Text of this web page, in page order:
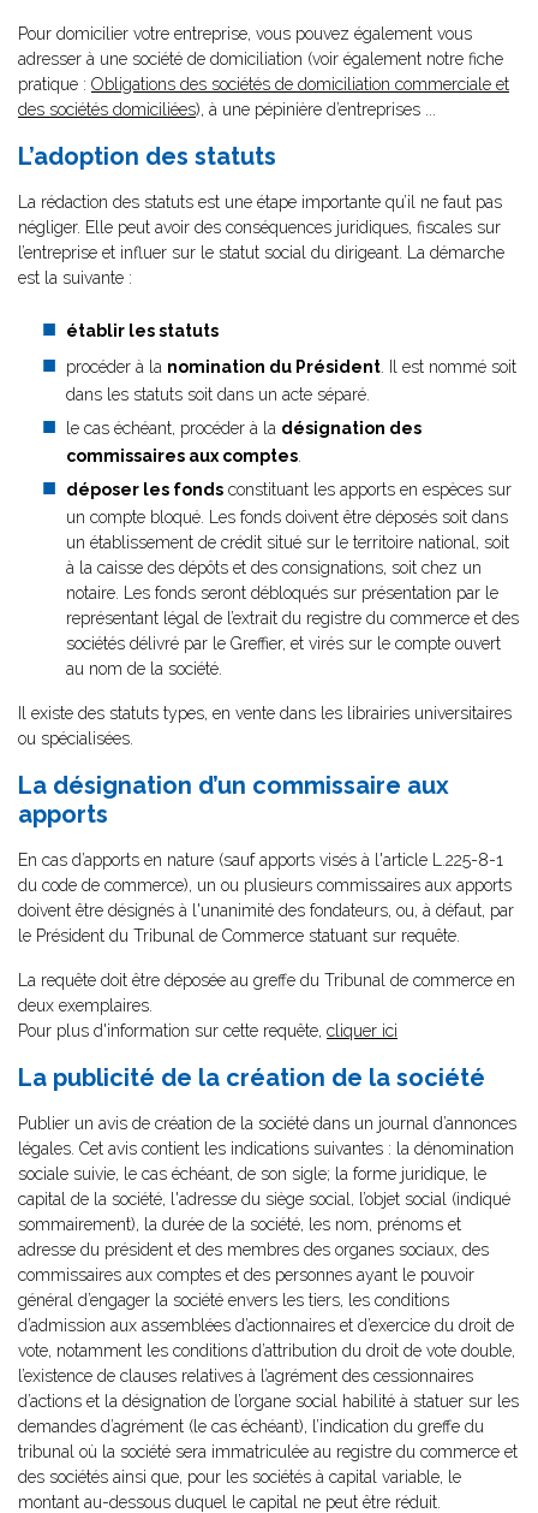
Pour domicilier votre entreprise, vous pouvez également vous
adresser à une société de domiciliation (voir également notre fiche
pratique : Obligations des sociétés de domiciliation commerciale et
des sociétés domiciliées), à une pépinière d’entreprises ...
L’adoption des statuts
La rédaction des statuts est une étape importante qu’il ne faut pas
négliger. Elle peut avoir des conséquences juridiques, fiscales sur
l’entreprise et influer sur le statut social du dirigeant. La démarche
est la suivante :
établir les statuts
procéder à la nomination du Président . Il est nommé soit
dans les statuts soit dans un acte séparé.
le cas échéant, procéder à la désignation des
commissaires aux comptes
déposer les fonds constituant les apports en espèces sur
un compte bloqué. Les fonds doivent être déposés soit dans
un établissement de crédit situé sur le territoire national, soit
à la caisse des dépôts et des consignations, soit chez un
notaire. Les fonds seront débloqués sur présentation par le
représentant légal de l’extrait du registre du commerce et des
sociétés délivré par le Greffier, et virés sur le compte ouvert
au nom de la société.
Il existe des statuts types, en vente dans les librairies universitaires
ou spécialisées
La désignation d’un commissaire aux
apports
En cas d’apports en nature (sauf apports visés à l'article L.225-8-1
du code de commerce), un ou plusieurs commissaires aux apports
doivent être désignés à l'unanimité des fondateurs, ou, à défaut, par
le Président du Tribunal de Commerce statuant sur requête.
La requête doit être déposée au greffe du Tribunal de commerce en
deux exemplaires.
Pour plus d'information sur cette requête, cliquer ici
La publicité de la création de la société
Publier un avis de création de la société dans un journal d’annonces
légales. Cet avis contient les indications suivantes : la dénomination
sociale suivie, le cas échéant, de son sigle; la forme juridique, le
capital de la société, l'adresse du siège social, l’objet social (indiqué
sommairement), la durée de la société, les nom, prénoms et
adresse du président et des membres des organes sociaux, des
commissaires aux comptes et des personnes ayant le pouvoir
général d’engager la société envers les tiers, les conditions
d’admission aux assemblées d’actionnaires et d’exercice du droit de
vote, notamment les conditions d’attribution du droit de vote double,
l’existence de clauses relatives à l’agrément des cessionnaires
d’actions et la désignation de l’organe social habilité à statuer sur les
demandes d’agrément (le cas échéant), l’indication du greffe du
tribunal où la société sera immatriculée au registre du commerce et
des sociétés ainsi que, pour les sociétés à capital variable, le
montant au-dessous duquel le capital ne peut être réduit.